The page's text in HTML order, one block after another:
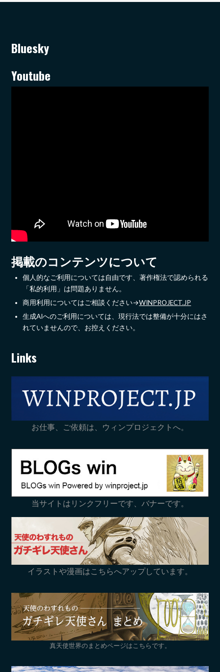
Bluesky
Youtube
掲載のコンテンツについて
個人的なご利用については自由です、著作権法で認められる
「私的利用」は問題ありません。
商用利用についてはご相談ください→WINPROJECT.JP
生成AIへのご利用については、現行法では整備が十分にはさ
れていませんので、お控えください。
Links
お仕事、ご依頼は、ウィンプロジェクトへ。
当サイトはリンクフリーです、バナーです。
イラストや漫画はこちらへアップしています。
真天使世界のまとめページはこちらです。